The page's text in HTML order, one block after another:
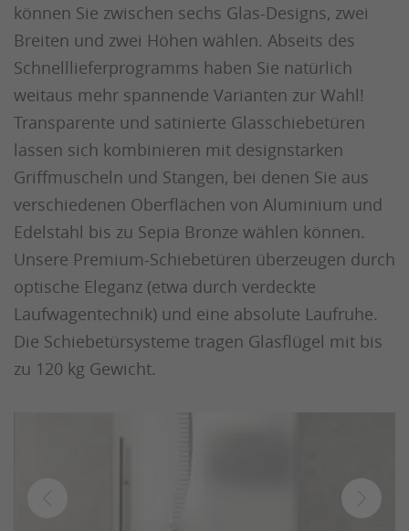
können Sie zwischen sechs Glas-Designs, zwei
Breiten und zwei Höhen wählen. Abseits des
Schnelllieferprogramms haben Sie natürlich
weitaus mehr spannende Varianten zur Wahl!
Transparente und satinierte Glasschiebetüren
lassen sich kombinieren mit designstarken
Griffmuscheln und Stangen, bei denen Sie aus
verschiedenen Oberflächen von Aluminium und
Edelstahl bis zu Sepia Bronze wählen können.
Unsere Premium-Schiebetüren überzeugen durch
optische Eleganz (etwa durch verdeckte
Laufwagentechnik) und eine absolute Laufruhe.
Die Schiebetürsysteme tragen Glasflügel mit bis
zu 120 kg Gewicht.